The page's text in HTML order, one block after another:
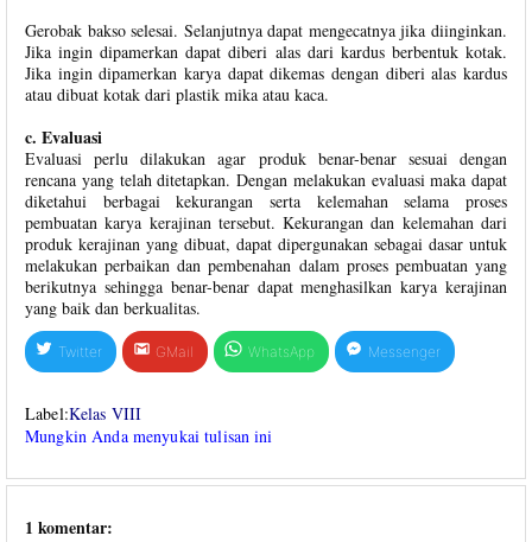
Gerobak bakso selesai. Selanjutnya dapat mengecatnya jika diinginkan.
Jika ingin dipamerkan dapat diberi alas dari kardus berbentuk kotak.
Jika ingin dipamerkan karya dapat dikemas dengan diberi alas kardus
atau dibuat kotak dari plastik mika atau kaca.
c. Evaluasi
Evaluasi perlu dilakukan agar produk benar-benar sesuai dengan
rencana yang telah ditetapkan. Dengan melakukan evaluasi maka dapat
diketahui berbagai kekurangan serta kelemahan selama proses
pembuatan karya kerajinan tersebut. Kekurangan dan kelemahan dari
produk kerajinan yang dibuat, dapat dipergunakan sebagai dasar untuk
melakukan perbaikan dan pembenahan dalam proses pembuatan yang
berikutnya sehingga benar-benar dapat menghasilkan karya kerajinan
yang baik dan berkualitas.
Twitter GMail WhatsApp Messenger
Label:Kelas VIII
Mungkin Anda menyukai tulisan ini
1 komentar: